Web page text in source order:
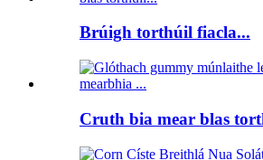
Brúigh torthúil fiacla...
Cruth bia mear blas